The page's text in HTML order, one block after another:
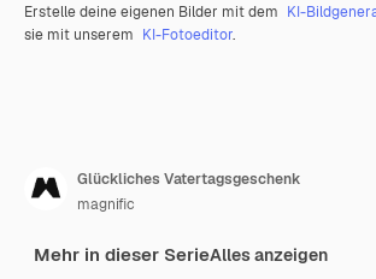
Erstelle deine eigenen Bilder mit dem KI-
sie mit unserem KI-Fotoeditor.
Glückliches Vatertagsgeschenk
magnific
Mehr in dieser SerieAlles anzeigen